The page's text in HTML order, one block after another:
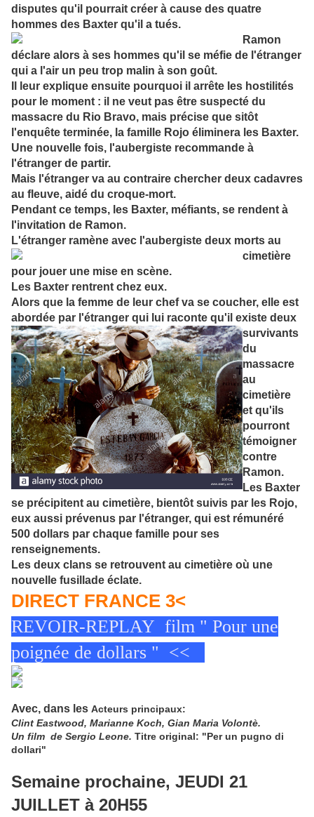
disputes qu'il pourrait créer à cause des quatre
hommes des Baxter qu'il a tués.
Ramon
déclare alors à ses hommes qu'il se méfie de l'étranger
qui a l'air un peu trop malin à son goût.
Il leur explique ensuite pourquoi il arrête les hostilités
pour le moment : il ne veut pas être suspecté du
massacre du Rio Bravo, mais précise que sitôt
l'enquête terminée, la famille Rojo éliminera les Baxter.
Une nouvelle fois, l'aubergiste recommande à
l'étranger de partir.
Mais l'étranger va au contraire chercher deux cadavres
au fleuve, aidé du croque-mort.
Pendant ce temps, les Baxter, méfiants, se rendent à
l'invitation de Ramon.
L'étranger ramène avec l'aubergiste deux morts au
cimetière
pour jouer une mise en scène.
Les Baxter rentrent chez eux.
Alors que la femme de leur chef va se coucher, elle est
abordée par l'étranger qui lui raconte qu'il existe deux
survivants
du
massacre
au
cimetière
et qu'ils
pourront
témoigner
contre
Ramon.
Les Baxter
se précipitent au cimetière, bientôt suivis par les Rojo,
eux aussi prévenus par l'étranger, qui est rémunéré
500 dollars par chaque famille pour ses
renseignements.
Les deux clans se retrouvent au cimetière où une
nouvelle fusillade éclate.
DIRECT FRANCE 3<
REVOIR-REPLAY film " Pour une
poignée de dollars " <<
Avec, dans les Acteurs principaux:
Clint Eastwood, Marianne Koch, Gian Maria Volontè.
Un film de Sergio Leone. Titre original: "Per un pugno di
dollari"
Semaine prochaine, JEUDI 21
JUILLET à 20H55